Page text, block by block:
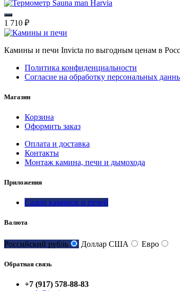
1 710 ₽
Камины и печи Invicta по выгодным ценам в
Политика конфиденциальности
Согласие на обработку персональных
Магазин
Корзина
Оформить заказ
Оплата и доставка
Контакты
Монтаж камина, печи и дымохода
Приложения
Салон каминов и печей
Валюта
Российский рубль Доллар США Евро
Обратная связь
+7 (917) 578-88-83